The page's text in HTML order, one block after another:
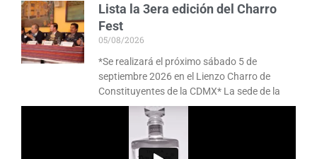
Lista la 3era edición del Charro
Fest
05/08/2026
*Se realizará el próximo sábado 5 de
septiembre 2026 en el Lienzo Charro de
Constituyentes de la CDMX* La sede de la